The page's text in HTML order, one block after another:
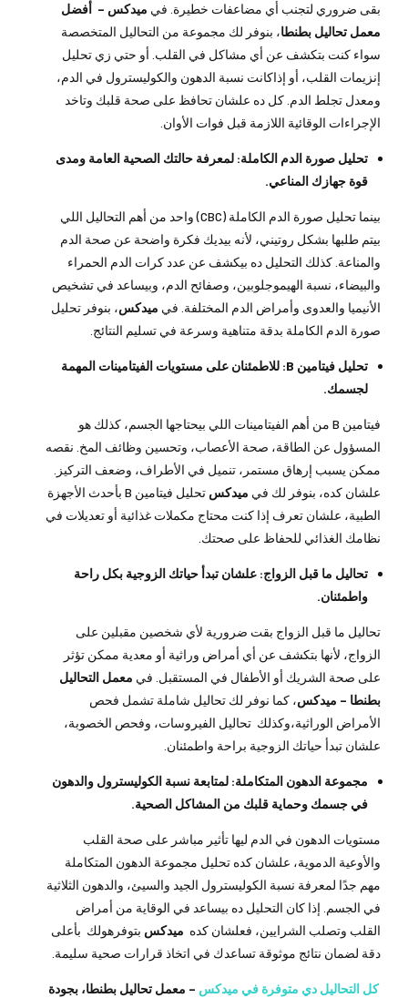
بقى ضروري لتجنب أي مضاعفات خطيرة. في ميدكس – أفضل
معمل تحاليل بطنطا، بنوفر لك مجموعة من التحاليل المتخصصة
سواء كنت بتكشف عن أي مشاكل في القلب. أو حتي زي تحليل
إنزيمات القلب، أو إذاكانت نسبة الدهون والكوليسترول في الدم،
ومعدل تجلط الدم. كل ده علشان تحافظ على صحة قلبك وتاخد
الإجراءات الوقائية اللازمة قبل فوات الأوان.
تحليل صورة الدم الكاملة: لمعرفة حالتك الصحية العامة ومدى
قوة جهازك المناعي.
بينما تحليل صورة الدم الكاملة (CBC) واحد من أهم التحاليل اللي
بيتم طلبها بشكل روتيني، لأنه بيديك فكرة واضحة عن صحة الدم
والمناعة. كذلك التحليل ده بيكشف عن عدد كرات الدم الحمراء
والبيضاء، نسبة الهيموجلوبين، وصفائح الدم، وبيساعد في تشخيص
الأنيميا والعدوى وأمراض الدم المختلفة. في ميدكس، بنوفر تحليل
صورة الدم الكاملة بدقة متناهية وسرعة في تسليم النتائج.
تحليل فيتامين B: للاطمئنان على مستويات الفيتامينات المهمة
لجسمك.
فيتامين B من أهم الفيتامينات اللي بيحتاجها الجسم، كذلك هو
المسؤول عن الطاقة، صحة الأعصاب، وتحسين وظائف المخ. نقصه
ممكن يسبب إرهاق مستمر، تنميل في الأطراف، وضعف التركيز.
علشان كده، بنوفر لك في ميدكس
تحليل فيتامين B بأحدث الأجهزة
الطبية، علشان تعرف إذا كنت محتاج مكملات غذائية أو تعديلات في
نظامك الغذائي للحفاظ على صحتك.
تحاليل ما قبل الزواج: علشان تبدأ حياتك الزوجية بكل راحة
واطمئنان.
تحاليل ما قبل الزواج بقت ضرورية لأي شخصين مقبلين على
الزواج، لأنها بتكشف عن أي أمراض وراثية أو معدية ممكن تؤثر
على صحة الشريك أو الأطفال في المستقبل. في معمل التحاليل
بطنطا – ميدكس، كما نوفر لك تحاليل شاملة تشمل فحص
الأمراض الوراثية،وكذلك تحاليل الفيروسات، وفحص الخصوبة،
علشان تبدأ حياتك الزوجية براحة واطمئنان.
مجموعة الدهون المتكاملة: لمتابعة نسبة الكوليسترول والدهون
في جسمك وحماية قلبك من المشاكل الصحية.
مستويات الدهون في الدم ليها تأثير مباشر على صحة القلب
والأوعية الدموية، علشان كده تحليل مجموعة الدهون المتكاملة
مهم جدًا لمعرفة نسبة الكوليسترول الجيد والسيئ، والدهون الثلاثية
في الجسم. إذا كان التحليل ده بيساعد في الوقاية من أمراض
القلب وتصلب الشرايين، فعلشان كده ميدكس بتوفرهولك بأعلى
دقة لضمان نتائج موثوقة تساعدك في اتخاذ قرارات صحية سليمة.
كل التحاليل دي متوفرة في ميدكس – معمل تحاليل بطنطا، بجودة